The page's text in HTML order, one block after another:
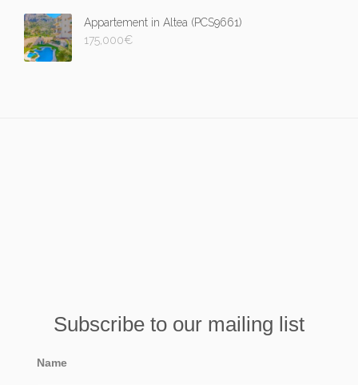
Appartement in Altea (PCS9661)
175,000€
Subscribe to our mailing list
Name